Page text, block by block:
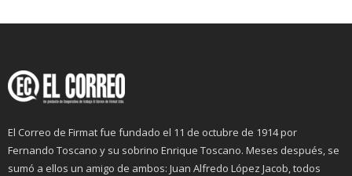
El Correo de Firmat fue fundado el 11 de octubre de 1914 por
Fernando Toscano y su sobrino Enrique Toscano. Meses después, se
sumó a ellos un amigo de ambos: Juan Alfredo López Jacob, todos